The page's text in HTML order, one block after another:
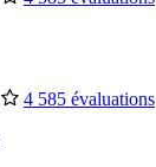
4 585 évaluations